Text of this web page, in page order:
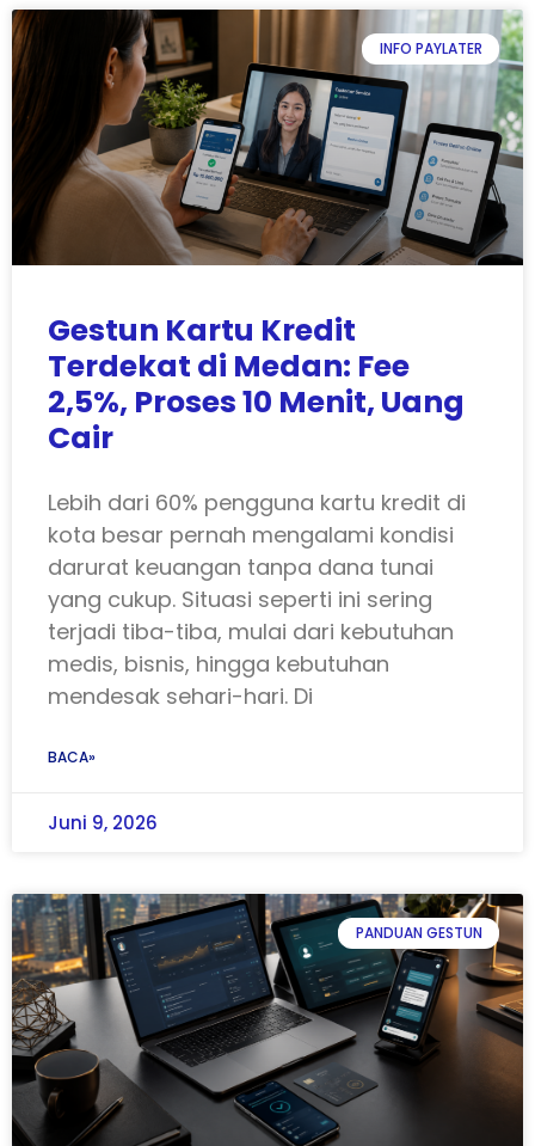
INFO PAYLATER
Gestun Kartu Kredit
Terdekat di Medan: Fee
2,5%, Proses 10 Menit, Uang
Cair
Lebih dari 60% pengguna kartu kredit di
kota besar pernah mengalami kondisi
darurat keuangan tanpa dana tunai
yang cukup. Situasi seperti ini sering
terjadi tiba-tiba, mulai dari kebutuhan
medis, bisnis, hingga kebutuhan
mendesak sehari-hari. Di
BACA»
Juni 9, 2026
PANDUAN GESTUN